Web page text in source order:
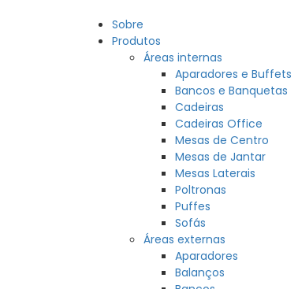
Sobre
Produtos
Áreas internas
Aparadores e Buffets
Bancos e Banquetas
Cadeiras
Cadeiras Office
Mesas de Centro
Mesas de Jantar
Mesas Laterais
Poltronas
Puffes
Sofás
Áreas externas
Aparadores
Balanços